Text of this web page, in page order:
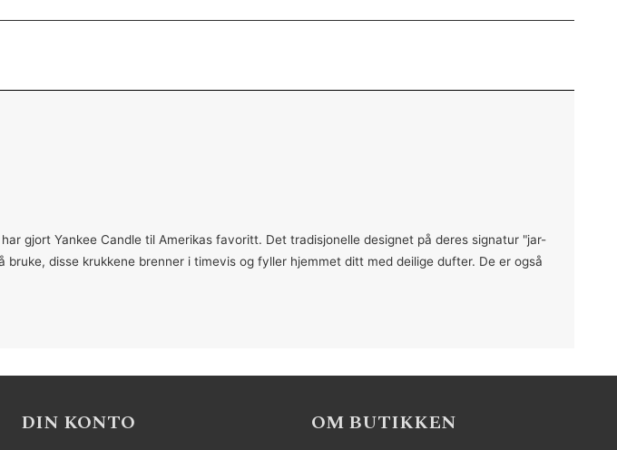
gjort Yankee Candle til Amerikas favoritt. Det tradisjonelle designet på deres signatur "jar-
disse krukkene brenner i timevis og fyller hjemmet ditt med deilige dufter. De er også
DIN KONTO OM BUTIKKEN